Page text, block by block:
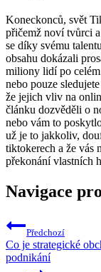
Koneckonců, svět
přičemž noví tvůrci
se díky svému
obsahu dokázali
miliony lidí po
nebo pouze
že jejich vliv na
článku dozvěděli o
nebo vám to
už je to jakkoliv,
tiktokerech a že vás
překonání vlastních
Navigace
Předchozí
Co je strategické
podnikání